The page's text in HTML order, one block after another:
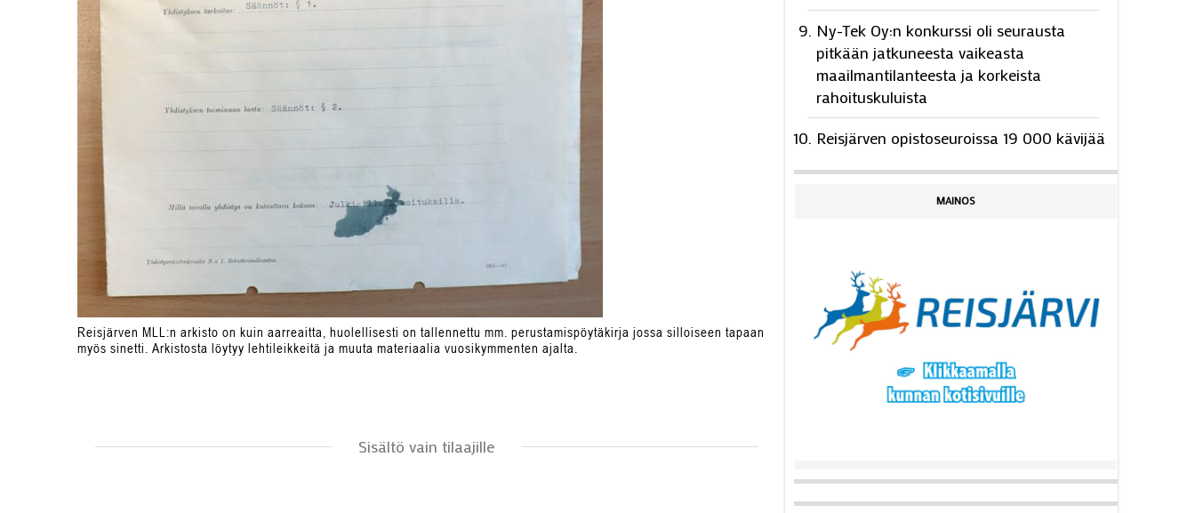
Reisjärven MLL:n arkisto on kuin aarreaitta, huolellisesti on tallennettu mm. perustamispöytäkirja jossa silloiseen tapaan
myös sinetti. Arkistosta löytyy lehtileikkeitä ja muuta materiaalia vuosikymmenten ajalta.
Sisältö vain tilaajille
Ny-Tek Oy:n konkurssi oli seurausta
pitkään jatkuneesta vaikeasta
maailmantilanteesta ja korkeista
rahoituskuluista
Reisjärven opistoseuroissa 19 000 kävijää
MAINOS